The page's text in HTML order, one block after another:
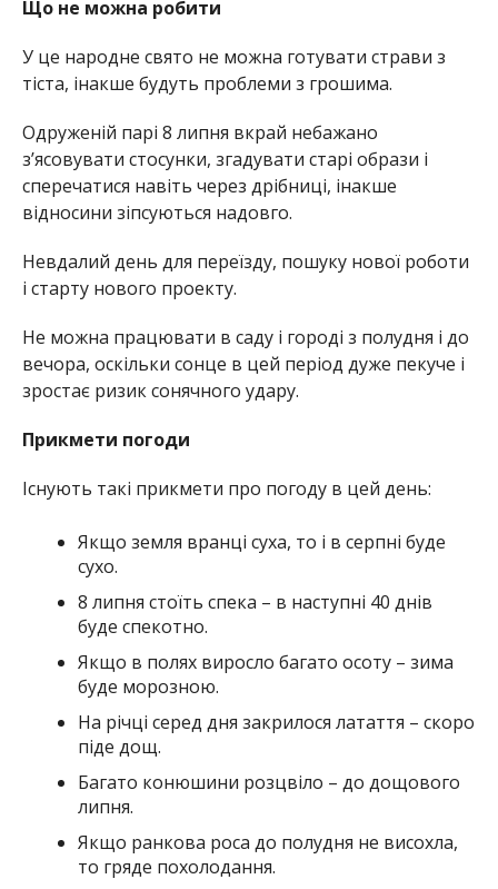
Що не можна робити
У це народне свято не можна готувати страви з
тіста, інакше будуть проблеми з грошима.
Одруженій парі 8 липня вкрай небажано
з’ясовувати стосунки, згадувати старі образи і
сперечатися навіть через дрібниці, інакше
відносини зіпсуються надовго.
Невдалий день для переїзду, пошуку нової роботи
і старту нового проекту.
Не можна працювати в саду і городі з полудня і до
вечора, оскільки сонце в цей період дуже пекуче і
зростає ризик сонячного удару.
Прикмети погоди
Існують такі прикмети про погоду в цей день:
Якщо земля вранці суха, то і в серпні буде
сухо.
8 липня стоїть спека – в наступні 40 днів
буде спекотно.
Якщо в полях виросло багато осоту – зима
буде морозною.
На річці серед дня закрилося латаття – скоро
піде дощ.
Багато конюшини розцвіло – до дощового
липня.
Якщо ранкова роса до полудня не висохла,
то гряде похолодання.